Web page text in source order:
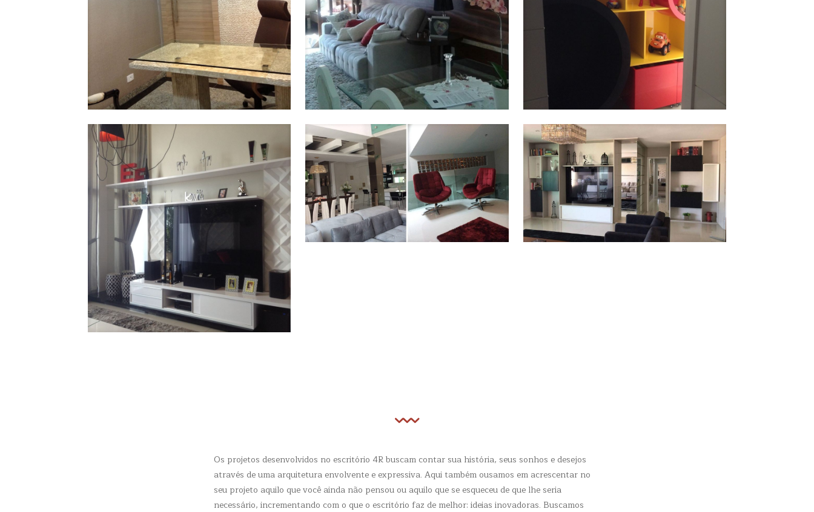
Os projetos desenvolvidos no escritório 4R buscam contar sua história, seus sonhos e desejos
através de uma arquitetura envolvente e expressiva. Aqui também ousamos em acrescentar no
seu projeto aquilo que você ainda não pensou ou aquilo que se esqueceu de que lhe seria
necessário, incrementando com o que o escritório faz de melhor: ideias inovadoras. Buscamos